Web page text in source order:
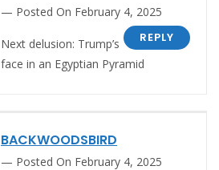
Posted On February 4, 2025
REPLY
Next delusion: Trump’s
face in an Egyptian Pyramid
BACKWOODSBIRD
Posted On February 4, 2025